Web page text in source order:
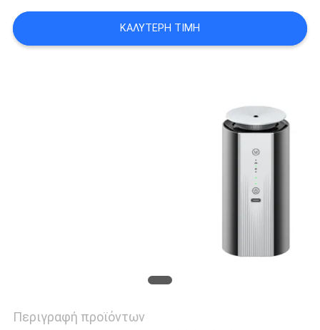
PRIVACY
POLICY
ΚΑΛΎΤΕΡΗ ΤΙΜΉ
Περιγραφή προϊόντων